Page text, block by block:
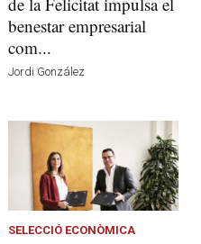
benestar empresarial
com...
Jordi González
SELECCIÓ ECONÒMICA